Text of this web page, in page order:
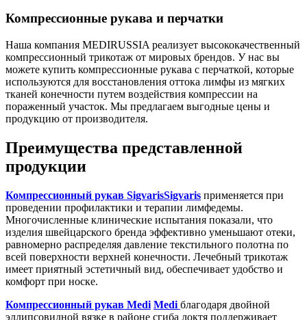
Компрессионные рукава и перчатки
Наша компания MEDIRUSSIA реализует высококачественный
компрессионный трикотаж от мировых брендов. У нас вы
можете купить компрессионные рукава с перчаткой, которые
используются для восстановления оттока лимфы из мягких
тканей конечности путем воздействия компрессии на
пораженный участок. Мы предлагаем выгодные цены и
продукцию от производителя.
Преимущества представленной
продукции
Компрессионный рукав SigvarisSigvaris применяется при
проведении профилактики и терапии лимфедемы.
Многочисленные клинические испытания показали, что
изделия швейцарского бренда эффективно уменьшают отеки,
равномерно распределяя давление текстильного полотна по
всей поверхности верхней конечности. Лечебный трикотаж
имеет приятный эстетичный вид, обеспечивает удобство и
комфорт при носке.
Компрессионный рукав Medi Medi благодаря двойной
эллипсовидной вязке в районе сгиба локтя поддерживает